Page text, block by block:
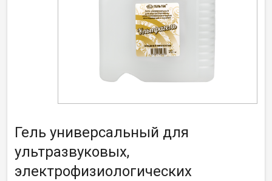
Гель универсальный для
ультразвуковых,
электрофизиологических